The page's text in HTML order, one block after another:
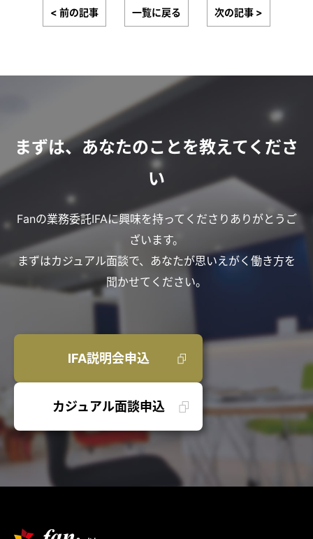
< 前の記事 一覧に戻る 次の記事 >
まずは、あなたのことを教えてくださ
い
Fanの業務委託IFAに興味を持ってくださりありがとうご
ざいます。
まずはカジュアル面談で、あなたが思いえがく働き方を
聞かせてください。
IFA説明会申込
カジュアル面談申込